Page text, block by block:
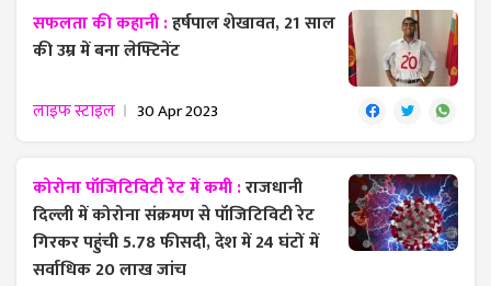
सफलता की कहानी :हर्षपाल शेखावत, 21 साल
की उम्र में बना लेफ्टिनेंट
लाइफ स्टाइल 30 Apr 2023
कोरोना पॉजिटिविटी रेट में कमी :राजधानी
दिल्ली में कोरोना संक्रमण से पॉजिटिविटी रेट
गिरकर पहुंची 5.78 फीसदी, देश में 24 घंटों में
सर्वाधिक 20 लाख जांच